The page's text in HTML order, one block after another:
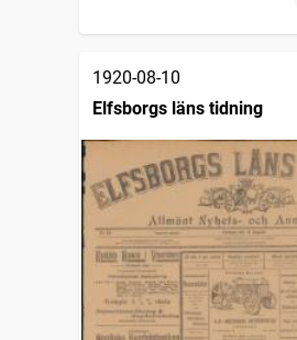
1920-08-10
Elfsborgs läns tidning